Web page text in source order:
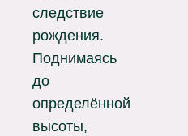
следствие
рождения.
Поднимаясь
до
определённой
высоты,